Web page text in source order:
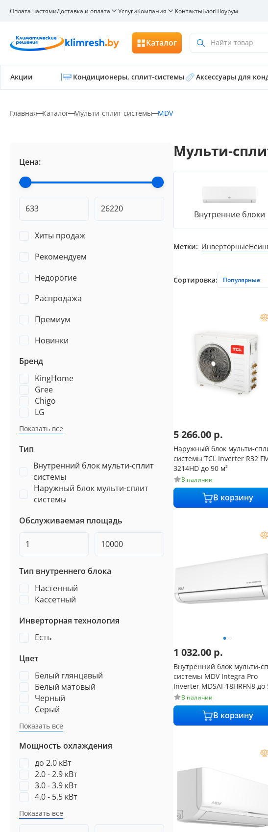
Оплата частямиДоставка и оплата УслугиКомпания КонтактыБлогШоурум
Каталог Найти товар
Акции Кондиционеры, сплит-системы Аксессуары для
Главная Каталог Мульти-сплит системы MDV
Цена:
Хиты продаж
Рекомендуем
Недорогие
Распродажа
Премиум
Новинки
Бренд
KingHome
Gree
Chigo
LG
Показать все
Тип
Внутренний блок мульти-сплит
системы
Наружный блок мульти-сплит
системы
Обслуживаемая площадь
Тип внутреннего блока
Настенный
Кассетный
Инверторная технология
Есть
Цвет
Белый глянцевый
Белый матовый
Черный
Серый
Показать все
Мощность охлаждения
до 2.0 кВт
2.0 - 2.9 кВт
3.0 - 3.9 кВт
4.0 - 5.5 кВт
Показать все
Мульти-
Внутренние блоки
Метки: Инверторные
Сортировка: Популярные
5 266.00 р.
Наружный блок мульти-
системы TCL Inverter R32
3214HD до 90 м²
В наличии
В корзину
1 032.00 р.
Внутренний блок мульти-
системы MDV Integra Pro
Inverter MDSAI-18HRFN8 до
м² от 20 дБ
В наличии
В корзину